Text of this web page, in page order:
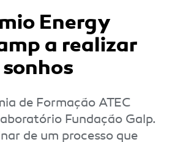
Energy
a realizar
sonhos
de Formação ATEC
Fundação Galp.
de um processo que